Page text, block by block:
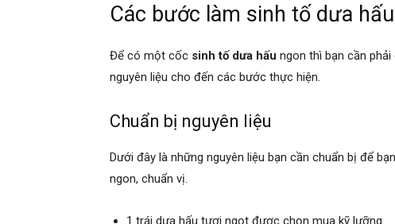
Các bước làm sinh tố dưa hấu
Để có một cốc sinh tố dưa hấu ngon thì bạn cần
nguyên liệu cho đến các bước thực hiện.
Chuẩn bị nguyên liệu
Dưới đây là những nguyên liệu bạn cần chuẩn bị để
ngon, chuẩn vị.
1 trái dưa hấu tươi ngọt được chọn mua kỹ lưỡng.